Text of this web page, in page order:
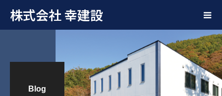
株式会社 幸建設
Blog